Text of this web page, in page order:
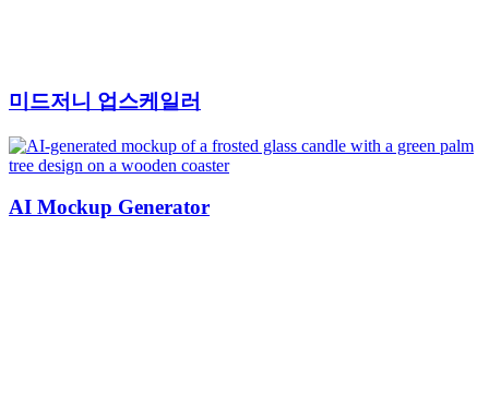
미드저니 업스케일러
AI Mockup Generator